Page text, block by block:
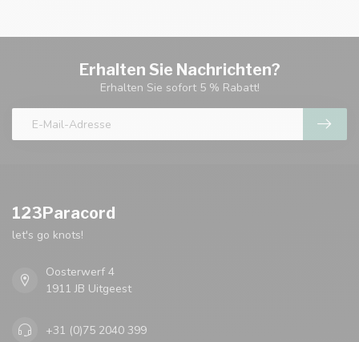
Erhalten Sie Nachrichten?
Erhalten Sie sofort 5 % Rabatt!
123Paracord
let's go knots!
Oosterwerf 4
1911 JB Uitgeest
+31 (0)75 2040 399